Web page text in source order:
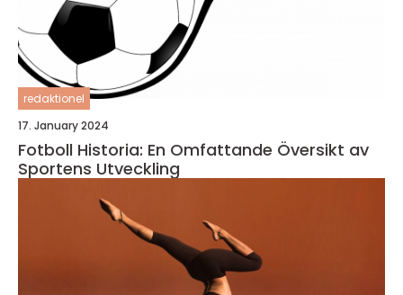
redaktionel
17. January 2024
Fotboll Historia: En Omfattande Översikt av
Sportens Utveckling